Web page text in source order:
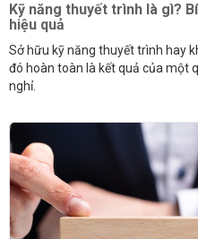
Kỹ năng thuyết trình là gì?
hiệu quả
Sở hữu kỹ năng thuyết trình hay
đó hoàn toàn là kết quả của một
nghỉ.